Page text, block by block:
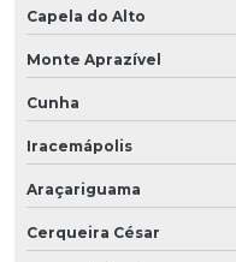
Capela do Alto
Monte Aprazível
Cunha
Iracemápolis
Araçariguama
Cerqueira César